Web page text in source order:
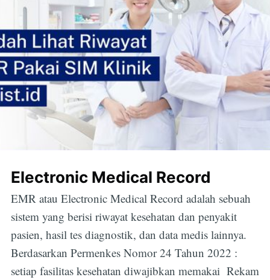
Electronic Medical Record
EMR atau Electronic Medical Record adalah sebuah
sistem yang berisi riwayat kesehatan dan penyakit
pasien, hasil tes diagnostik, dan data medis lainnya.
Berdasarkan Permenkes Nomor 24 Tahun 2022 :
setiap fasilitas kesehatan diwajibkan memakai Rekam